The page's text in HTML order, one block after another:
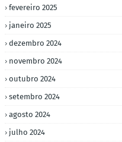
fevereiro 2025
janeiro 2025
dezembro 2024
novembro 2024
outubro 2024
setembro 2024
agosto 2024
julho 2024